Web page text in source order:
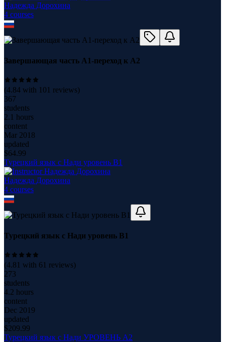
Надежда Дорохина
4 courses
Завершающая часть А1-переход к А2
(4.84 with 101 reviews)
367
students
2.1 hours
content
Mar 2018
updated
$64.99
Турецкий язык с Нади уровень В1
Надежда Дорохина
4 courses
Турецкий язык с Нади уровень В1
(4.81 with 61 reviews)
273
students
4.2 hours
content
Dec 2019
updated
$209.99
Турецкий язык с Нади УРОВЕНЬ А2